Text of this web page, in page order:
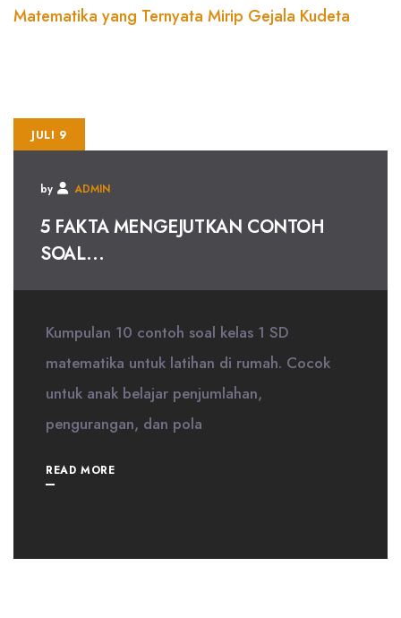
JULI 9
by ADMIN
5 FAKTA MENGEJUTKAN CONTOH
SOAL...
Kumpulan 10 contoh soal kelas 1 SD
matematika untuk latihan di rumah. Cocok
untuk anak belajar penjumlahan,
pengurangan, dan pola
READ MORE